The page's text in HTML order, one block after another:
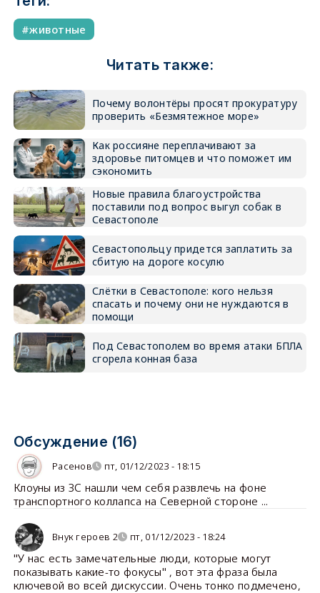
животные
Читать также:
Почему волонтёры просят прокуратуру
проверить «Безмятежное море»
Как россияне переплачивают за
здоровье питомцев и что поможет им
сэкономить
Новые правила благоустройства
поставили под вопрос выгул собак в
Севастополе
Севастопольцу придется заплатить за
сбитую на дороге косулю
Слётки в Севастополе: кого нельзя
спасать и почему они не нуждаются в
помощи
Под Севастополем во время атаки БПЛА
сгорела конная база
Обсуждение (16)
Расенов пт, 01/12/2023 - 18:15
Клоуны из ЗС нашли чем себя развлечь на фоне
транспортного коллапса на Северной стороне ...
Внук героев 2 пт, 01/12/2023 - 18:24
"У нас есть замечательные люди, которые могут
показывать какие-то фокусы" , вот эта фраза была
ключевой во всей дискуссии. Очень тонко подмечено,